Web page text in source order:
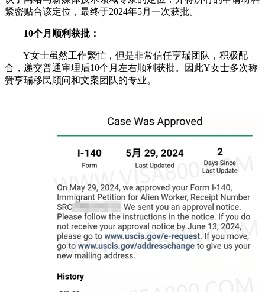
紧密贴合该定位，最终于2024年5月一次获批。
10个月顺利获批：
Y女士虽然工作繁忙，但是非常信任亨瑞团队，积极配
合，递交普通审理后10个月左右顺利获批。因此Y女士多次称
赞亨瑞移民顾问和文案团队的专业。